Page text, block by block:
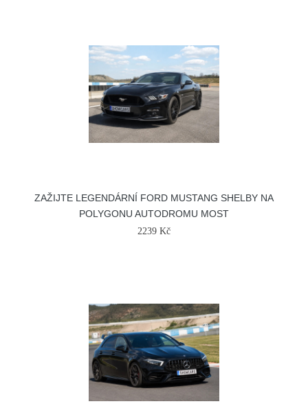
ZAŽIJTE LEGENDÁRNÍ FORD MUSTANG SHELBY NA
POLYGONU AUTODROMU MOST
2239 Kč